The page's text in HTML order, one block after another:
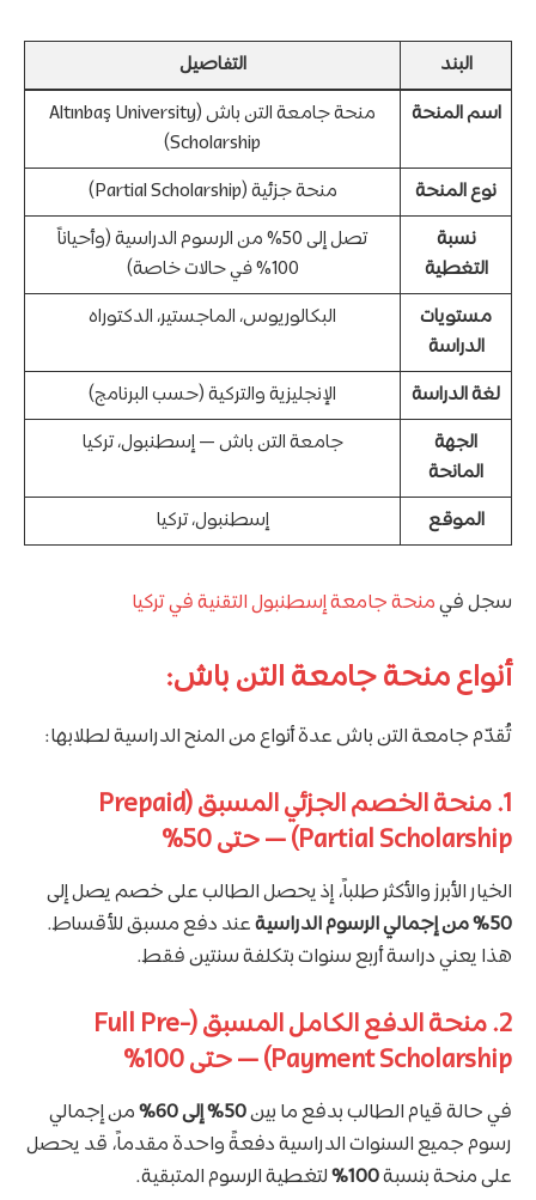
البند
التفاصيل
اسم المنحة
منحة جامعة التن باش (Altınbaş University
Scholarship)
نوع المنحة
منحة جزئية (Partial Scholarship)
نسبة
التغطية
تصل إلى 50% من الرسوم الدراسية (وأحياناً
100% في حالات خاصة)
مستويات
الدراسة
البكالوريوس، الماجستير، الدكتوراه
لغة الدراسة
الإنجليزية والتركية (حسب البرنامج)
الجهة
المانحة
جامعة التن باش — إسطنبول، تركيا
الموقع إسطنبول، تركيا
سجل فيمنحة جامعة إسطنبول التقنية في تركيا
أنواع منحة جامعة التن باش:
تُقدّم جامعة التن باش عدة أنواع من المنح الدراسية لطلابها:
1. منحة الخصم الجزئي المسبق (Prepaid
Partial Scholarship) — حتى 50%
الخيار الأبرز والأكثر طلباً، إذ يحصل الطالب على خصم يصل إلى
50% من إجمالي الرسوم الدراسية
عند دفع مسبق للأقساط.
هذا يعني دراسة أربع سنوات بتكلفة سنتين فقط.
2. منحة الدفع الكامل المسبق (Full Pre-
Payment Scholarship) — حتى 100%
في حالة قيام الطالب بدفع ما بين50% إلى 60%
من إجمالي
رسوم جميع السنوات الدراسية دفعةً واحدة مقدماً، قد يحصل
على منحة بنسبة100% لتغطية الرسوم المتبقية.